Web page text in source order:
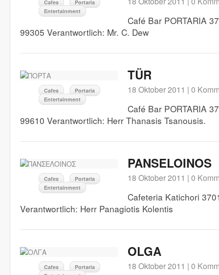
Cafes
Portaria
Entertainment
Café Bar PORTARIA
99305 Verantwortlich: Mr. C. Dew
Cafes
Portaria
Entertainment
TÜR
18 Oktober 2011 | 0
Café Bar PORTARIA
99610 Verantwortlich: Herr Thanasis Tsanousis.
Cafes
Portaria
Entertainment
PANSELOINOS
18 Oktober 2011 | 0
Cafeteria Katichori
Verantwortlich: Herr Panagiotis Kolentis
Cafes
Portaria
OLGA
18 Oktober 2011 | 0